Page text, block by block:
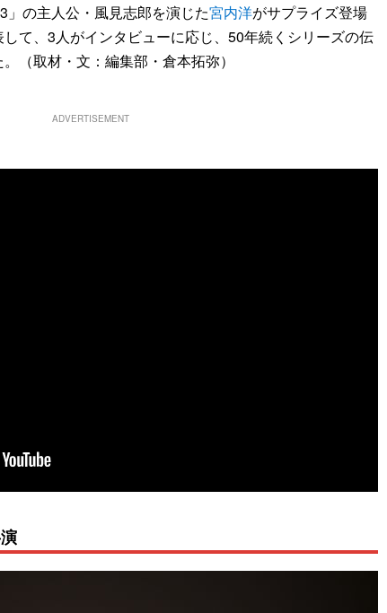
の主人公・風見志郎を演じた宮内洋がサプライズ登場
て、3人がインタビューに応じ、50年続くシリーズの伝
（取材・文：編集部・倉本拓弥）
ADVERTISEMENT